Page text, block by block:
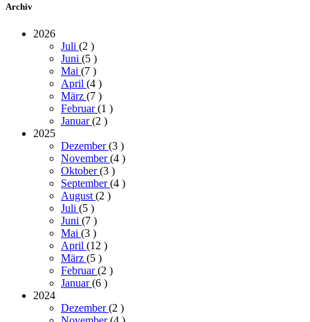
Archiv
2026
Juli (2 )
Juni (5 )
Mai (7 )
April (4 )
März (7 )
Februar(1 )
Januar(2 )
2025
Dezember(3 )
November(4 )
Oktober(3 )
September(4 )
August (2 )
Juli (5 )
Juni (7 )
Mai (3 )
April (12 )
März (5 )
Februar(2 )
Januar(6 )
2024
Dezember(2 )